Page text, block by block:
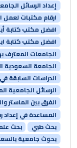
إعداد الرسائل
ارقام مكتبات لعمل
افضل مكتب كتابة
افضل مكتب كتابة
الجامعات المعترف
الجامعة السعودية
الدراسات السابقة
الرسائل الجامعية
الفرق بين الماستر
المساعدة في إعداد
بحث طبي
بحث
بحوث جامعية